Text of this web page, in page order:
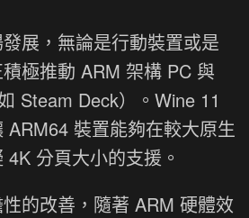
展，無論是行動裝置或是
極推動 ARM 架構 PC 與
Steam Deck）。Wine 11
ARM64 裝置能夠在較大原生
分頁大小的支援。
的改善，隨著 ARM 硬體效